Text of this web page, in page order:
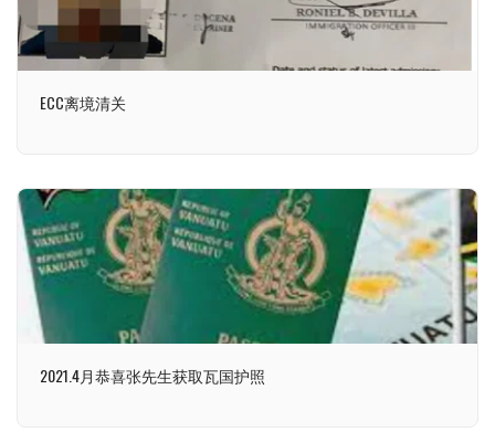
ECC离境清关
2021.4月恭喜张先生获取瓦国护照